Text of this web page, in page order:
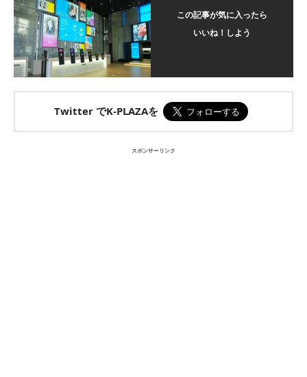
この記事が気に入ったら
いいね！しよう
Twitter でK-PLAZAを
スポンサーリンク